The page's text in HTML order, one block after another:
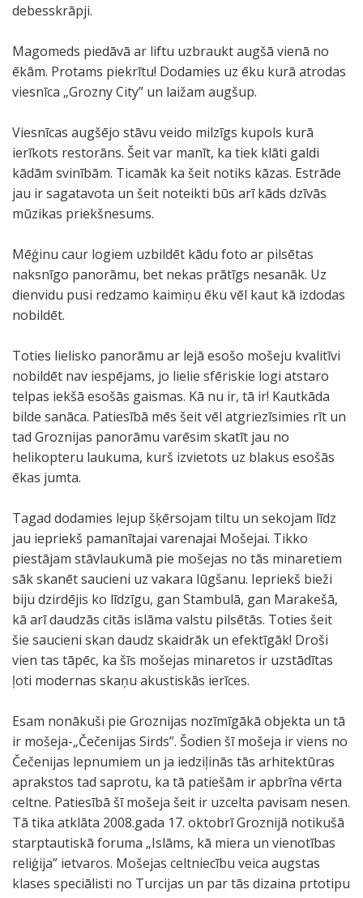
debesskrāpji.
Magomeds piedāvā ar liftu uzbraukt augšā vienā no
ēkām. Protams piekrītu! Dodamies uz ēku kurā atrodas
viesnīca „Grozny City” un laižam augšup.
Viesnīcas augšējo stāvu veido milzīgs kupols kurā
ierīkots restorāns. Šeit var manīt, ka tiek klāti galdi
kādām svinībām. Ticamāk ka šeit notiks kāzas. Estrāde
jau ir sagatavota un šeit noteikti būs arī kāds dzīvās
mūzikas priekšnesums.
Mēģinu caur logiem uzbildēt kādu foto ar pilsētas
naksnīgo panorāmu, bet nekas prātīgs nesanāk. Uz
dienvidu pusi redzamo kaimiņu ēku vēl kaut kā izdodas
nobildēt.
Toties lielisko panorāmu ar lejā esošo mošeju kvalitīvi
nobildēt nav iespējams, jo lielie sfēriskie logi atstaro
telpas iekšā esošās gaismas. Kā nu ir, tā ir! Kautkāda
bilde sanāca. Patiesībā mēs šeit vēl atgriezīsimies rīt un
tad Groznijas panorāmu varēsim skatīt jau no
helikopteru laukuma, kurš izvietots uz blakus esošās
ēkas jumta.
Tagad dodamies lejup šķērsojam tiltu un sekojam līdz
jau iepriekš pamanītajai varenajai Mošejai. Tikko
piestājam stāvlaukumā pie mošejas no tās minaretiem
sāk skanēt saucieni uz vakara lūgšanu. Iepriekš bieži
biju dzirdējis ko līdzīgu, gan Stambulā, gan Marakešā,
kā arī daudzās citās islāma valstu pilsētās. Toties šeit
šie saucieni skan daudz skaidrāk un efektīgāk! Droši
vien tas tāpēc, ka šīs mošejas minaretos ir uzstādītas
ļoti modernas skaņu akustiskās ierīces.
Esam nonākuši pie Groznijas nozīmīgākā objekta un tā
ir mošeja-„Čečenijas Sirds”. Šodien šī mošeja ir viens no
Čečenijas lepnumiem un ja iedziļinās tās arhitektūras
aprakstos tad saprotu, ka tā patiešām ir apbrīna vērta
celtne. Patiesībā šī mošeja šeit ir uzcelta pavisam nesen.
Tā tika atklāta 2008.gada 17. oktobrī Groznijā notikušā
starptautiskā foruma „Islāms, kā miera un vienotības
reliģija” ietvaros. Mošejas celtniecību veica augstas
klases speciālisti no Turcijas un par tās dizaina prtotipu